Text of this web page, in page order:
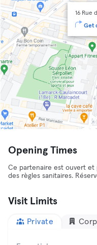
16 Rue
Get
Opening Times
Ce partenaire est ouvert et
des règles sanitaires.
Visit Limits
Private